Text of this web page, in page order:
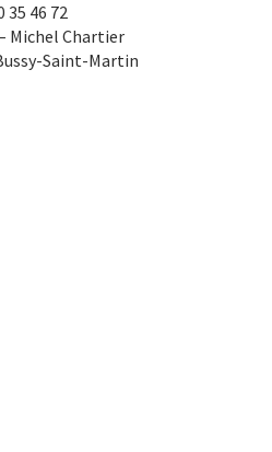
35 46 72
Michel Chartier
Saint-Martin